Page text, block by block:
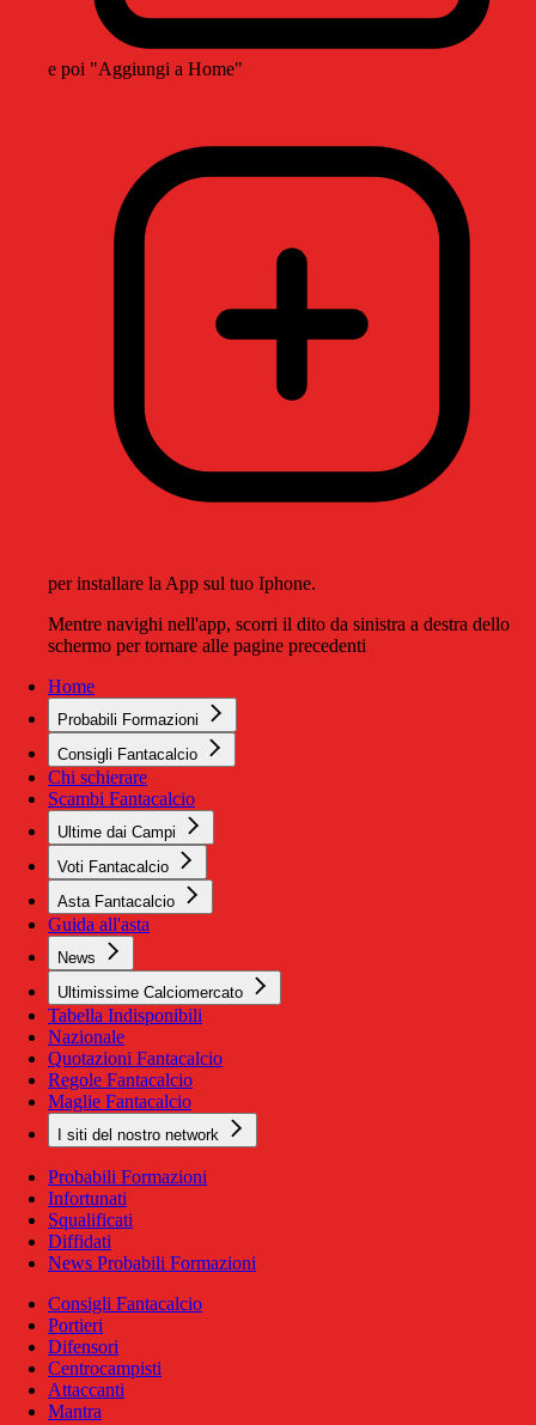
e poi "Aggiungi a Home"
per installare la App sul tuo Iphone.
Mentre navighi nell'app, scorri il dito da sinistra a destra dello
schermo per tornare alle pagine precedenti
Home
Probabili Formazioni
Consigli Fantacalcio
Chi schierare
Scambi Fantacalcio
Ultime dai Campi
Voti Fantacalcio
Asta Fantacalcio
Guida all'asta
News
Ultimissime Calciomercato
Tabella Indisponibili
Nazionale
Quotazioni Fantacalcio
Regole Fantacalcio
Maglie Fantacalcio
I siti del nostro network
Probabili Formazioni
Infortunati
Squalificati
Diffidati
News Probabili Formazioni
Consigli Fantacalcio
Portieri
Difensori
Centrocampisti
Attaccanti
Mantra